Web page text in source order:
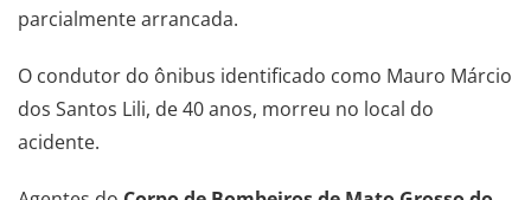
parcialmente arrancada.
O condutor do ônibus identificado como Mauro Márcio
dos Santos Lili, de 40 anos, morreu no local do
acidente.